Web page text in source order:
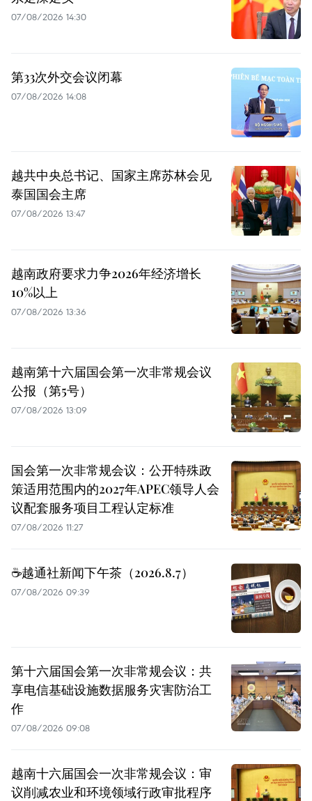
07/08/2026 14:30
第33次外交会议闭幕
07/08/2026 14:08
越共中央总书记、国家主席苏林会见
泰国国会主席
07/08/2026 13:47
越南政府要求力争2026年经济增长
10%以上
07/08/2026 13:36
越南第十六届国会第一次非常规会议
公报（第5号）
07/08/2026 13:09
国会第一次非常规会议：公开特殊政
策适用范围内的2027年APEC领导人会
议配套服务项目工程认定标准
07/08/2026 11:27
☕️越通社新闻下午茶（2026.8.7）
07/08/2026 09:39
第十六届国会第一次非常规会议：共
享电信基础设施数据服务灾害防治工
作
07/08/2026 09:08
越南十六届国会一次非常规会议：审
议削减农业和环境领域行政审批程序